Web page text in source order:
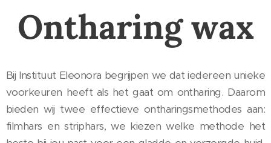
Ontharing wax
Bij Instituut Eleonora begrijpen we dat iedereen unieke
voorkeuren heeft als het gaat om ontharing. Daarom
bieden wij twee effectieve ontharingsmethodes aan:
filmhars en striphars, we kiezen welke methode het